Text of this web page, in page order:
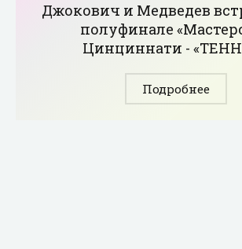
Джокович и Медведев
полуфинале
Цинциннати -
Подробнее